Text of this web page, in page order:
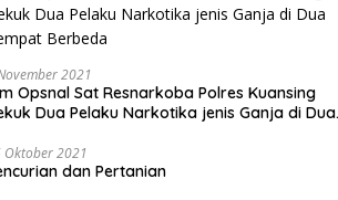
2021
Opsnal Sat Resnarkoba Polres Kuansing
Dua Pelaku Narkotika jenis Ganja di Dua
Oktober 2021
dan Pertanian